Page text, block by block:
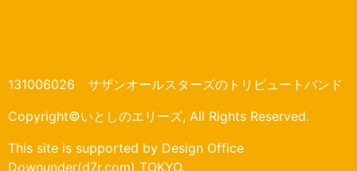
131006026 サザンオールスターズのトリビュートバンド
Copyright©いとしのエリーズ, All Rights Reserved.
This site is supported by Design Office
Downunder(d7r.com) TOKYO.